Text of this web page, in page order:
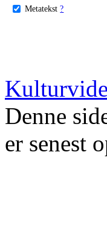
Metatekst ?
Denne
er senest